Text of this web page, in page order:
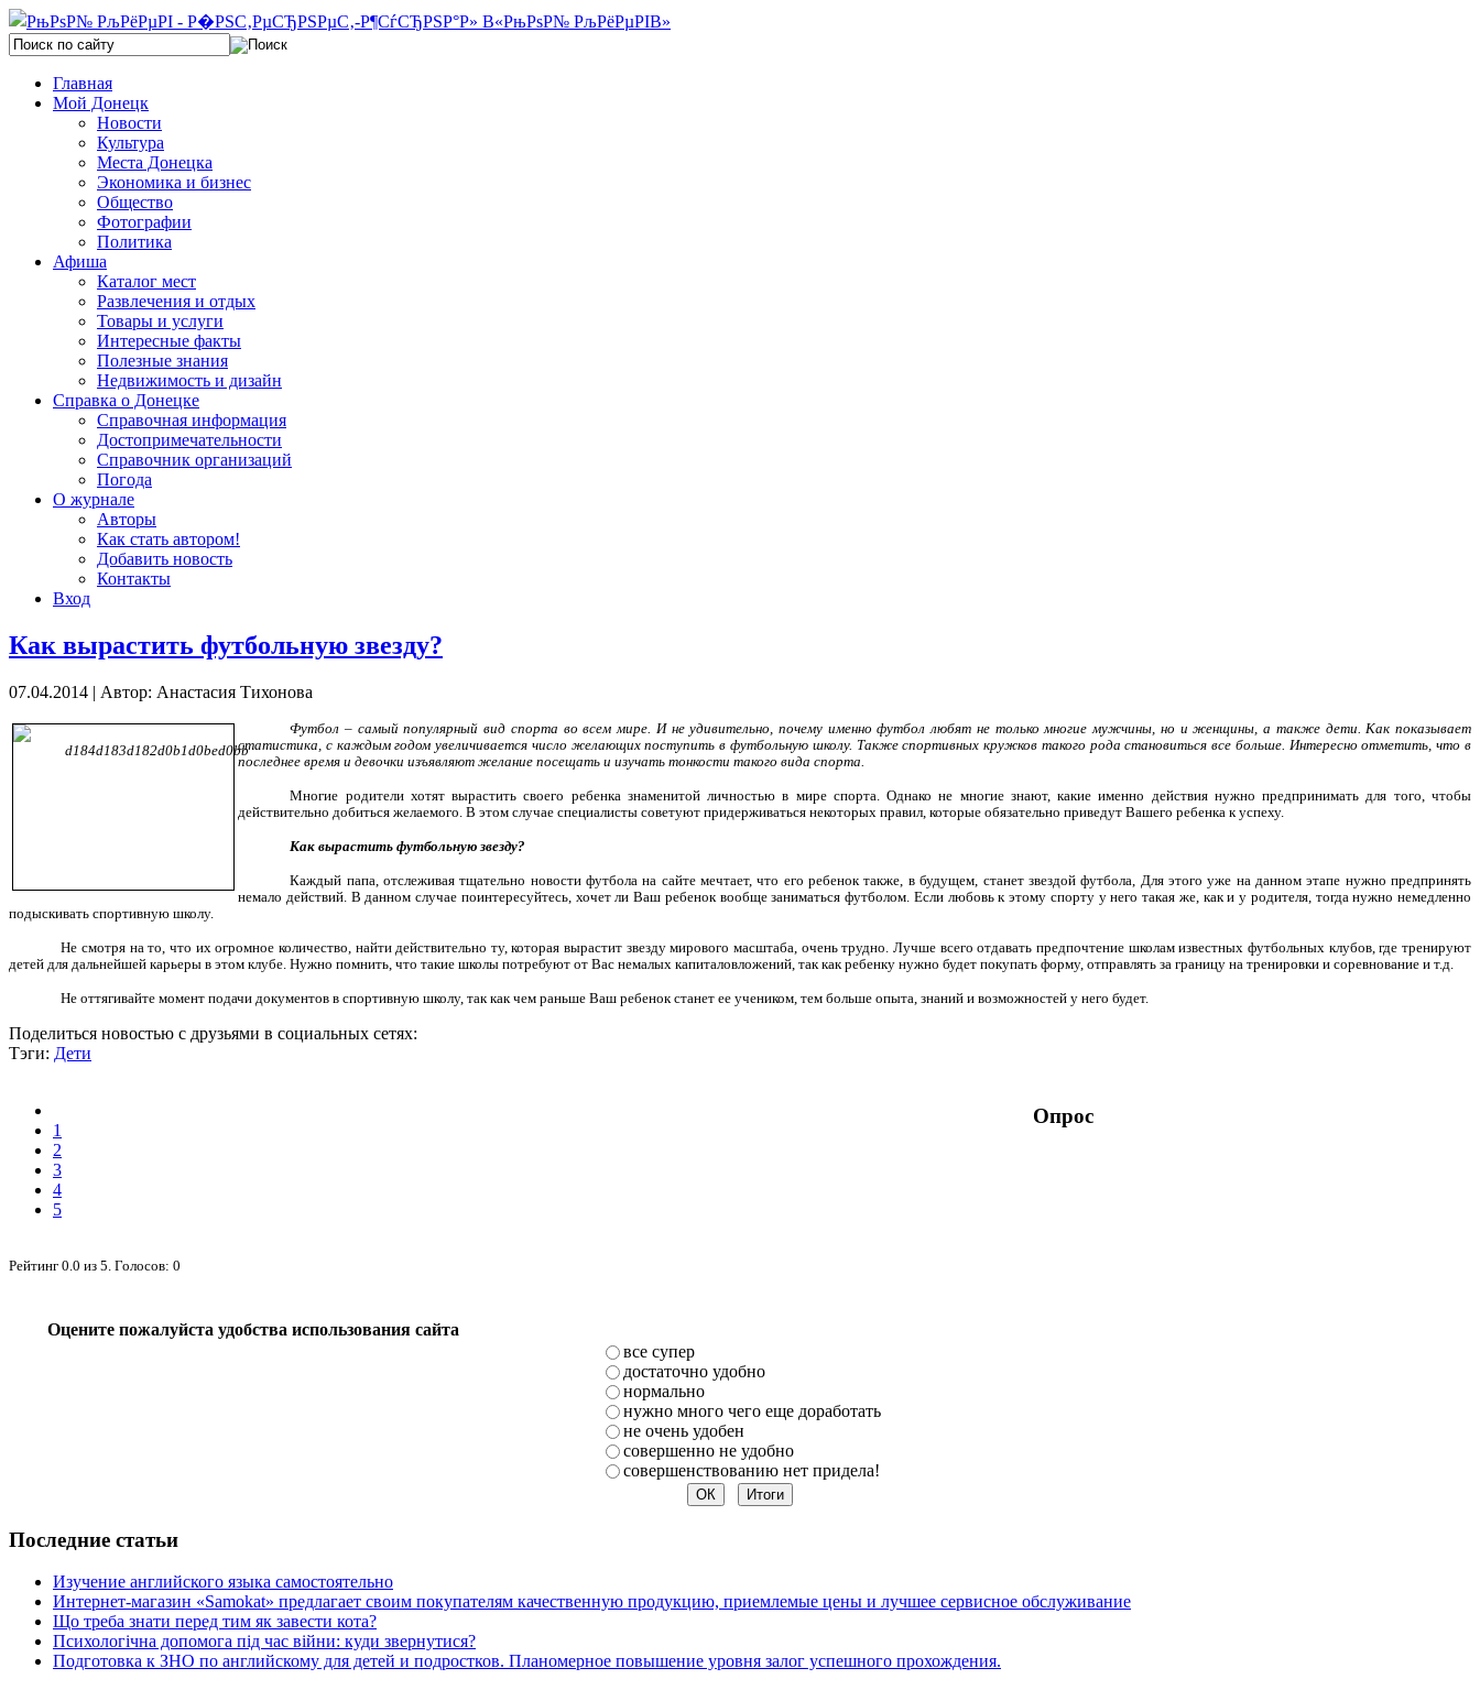
Главная
Мой Донецк
Новости
Культура
Места Донецка
Экономика и бизнес
Общество
Фотографии
Политика
Афиша
Каталог мест
Развлечения и отдых
Товары и услуги
Интересные факты
Полезные знания
Недвижимость и дизайн
Справка о Донецке
Справочная информация
Достопримечательности
Справочник организаций
Погода
О журнале
Авторы
Как стать автором!
Добавить новость
Контакты
Вход
Как вырастить футбольную звезду?
07.04.2014 | Автор: Анастасия Тихонова
Футбол – самый популярный вид спорта во всем мире. И не удивительно, почему именно футбол любят не только многие мужчины, но и женщины, а также дети. Как показывает
статистика, с каждым годом увеличивается число желающих поступить в футбольную школу. Также спортивных кружков такого рода становиться все больше. Интересно отметить, что в
последнее время и девочки изъявляют желание посещать и изучать тонкости такого вида спорта.
Многие родители хотят вырастить своего ребенка знаменитой личностью в мире спорта. Однако не многие знают, какие именно действия нужно предпринимать для того, чтобы
действительно добиться желаемого. В этом случае специалисты советуют придерживаться некоторых правил, которые обязательно приведут Вашего ребенка к успеху.
Как вырастить футбольную звезду?
Каждый папа, отслеживая тщательно новости футбола на сайте мечтает, что его ребенок также, в будущем, станет звездой футбола, Для этого уже на данном этапе нужно предпринять
немало действий. В данном случае поинтересуйтесь, хочет ли Ваш ребенок вообще заниматься футболом. Если любовь к этому спорту у него такая же, как и у родителя, тогда нужно немедленно
подыскивать спортивную школу.
Не смотря на то, что их огромное количество, найти действительно ту, которая вырастит звезду мирового масштаба, очень трудно. Лучше всего отдавать предпочтение школам известных футбольных клубов, где тренируют
детей для дальнейшей карьеры в этом клубе. Нужно помнить, что такие школы потребуют от Вас немалых капиталовложений, так как ребенку нужно будет покупать форму, отправлять за границу на тренировки и соревнование и т.д.
Не оттягивайте момент подачи документов в спортивную школу, так как чем раньше Ваш ребенок станет ее учеником, тем больше опыта, знаний и возможностей у него будет.
Поделиться новостью с друзьями в социальных сетях:
Тэги: Дети
1
2
3
4
5
Рейтинг 0.0 из 5 . Голосов: 0
Опрос
Оцените пожалуйста удобства использования сайта
все супер
достаточно удобно
нормально
нужно много чего еще доработать
не очень удобен
совершенно не удобно
совершенствованию нет придела!
Последние статьи
Изучение английского языка самостоятельно
Интернет-магазин «Samokat» предлагает своим покупателям качественную продукцию, приемлемые цены и лучшее сервисное обслуживание
Що треба знати перед тим як завести кота?
Психологічна допомога під час війни: куди звернутися?
Подготовка к ЗНО по английскому для детей и подростков. Планомерное повышение уровня залог успешного прохождения.